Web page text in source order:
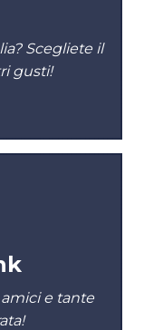
Scegliete il
gusti!
e tante